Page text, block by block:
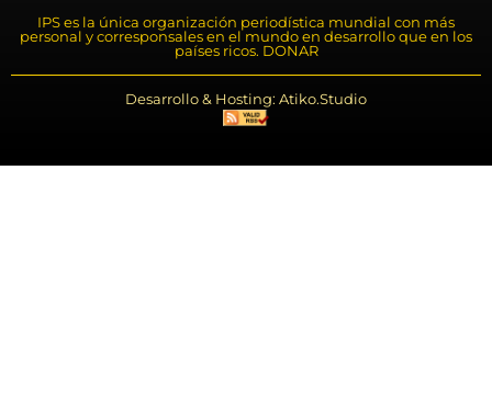
IPS es la única organización periodística mundial con más
personal y corresponsales en el mundo en desarrollo que en los
países ricos. DONAR
Desarrollo & Hosting: Atiko.Studio